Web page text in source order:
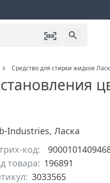
Средство для стирки жидкое
Industries, Ласка
код:
товара: 196891
3033565